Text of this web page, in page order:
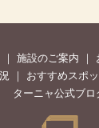
｜施設のご案内 ｜
｜ おすすめスポッ
ターニャ公式ブロ